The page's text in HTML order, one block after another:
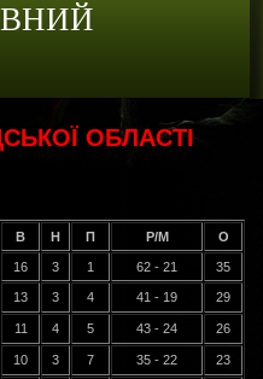
ОБЛАСТІ
В Н П Р/М О
16 3 1 62 - 21 35
13 3 4 41 - 19 29
11 4 5 43 - 24 26
10 3 7 35 - 22 23